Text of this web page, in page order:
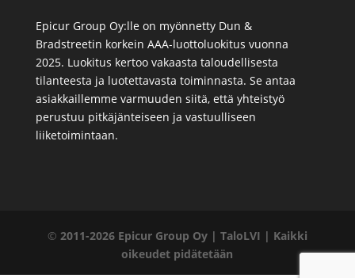
Epicur Group Oy:lle on myönnetty Dun &
Bradstreetin korkein AAA-luottoluokitus vuonna
2025. Luokitus kertoo vakaasta taloudellisesta
tilanteesta ja luotettavasta toiminnasta. Se antaa
asiakkaillemme varmuuden siitä, että yhteistyö
perustuu pitkäjänteiseen ja vastuulliseen
liiketoimintaan.
© 2011-2026 Epicur Group Oy | TaloLVI | Kaikki
oikeudet pidätetään